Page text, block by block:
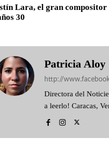
Lara, el gran compositor
30
Patricia Aloy
http://
Directora del
a leerlo! Caracas,